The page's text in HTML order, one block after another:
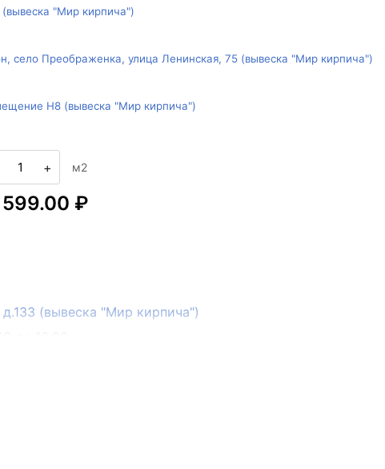
"Мир кирпича")
село Преображенка, улица Ленинская, 75 (вывеска "Мир кирпича")
Н8 (вывеска "Мир кирпича")
+ м2
599.00 ₽
(вывеска "Мир кирпича")